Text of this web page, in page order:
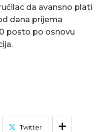
da avansno plati
dana prijema
posto po osnovu
Twitter